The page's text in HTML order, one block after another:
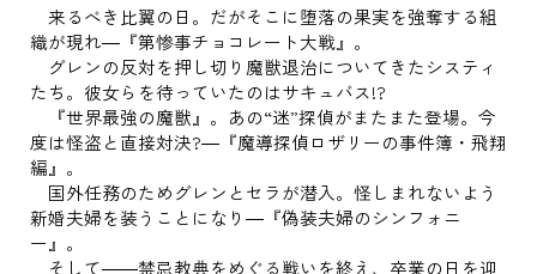
来るべき比翼の日。だがそこに堕落の果実を強奪する組
織が現れ―『第惨事チョコレート大戦』。
グレンの反対を押し切り魔獣退治についてきたシスティ
たち。彼女らを待っていたのはサキュバス!?
『世界最強の魔獣』。あの“迷”探偵がまたまた登場。今
度は怪盗と直接対決?―『魔導探偵ロザリーの事件簿・飛翔
編』。
国外任務のためグレンとセラが潜入。怪しまれないよう
新婚夫婦を装うことになり―『偽装夫婦のシンフォニ
ー』。
そして――禁忌教典をめぐる戦いを終え、卒業の日を迎